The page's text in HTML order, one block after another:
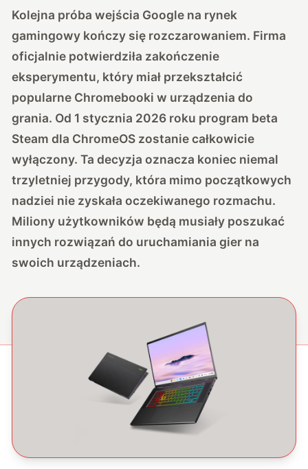
Kolejna próba wejścia Google na rynek
gamingowy kończy się rozczarowaniem. Firma
oficjalnie potwierdziła zakończenie
eksperymentu, który miał przekształcić
popularne Chromebooki w urządzenia do
grania. Od 1 stycznia 2026 roku program beta
Steam dla ChromeOS zostanie całkowicie
wyłączony. Ta decyzja oznacza koniec niemal
trzyletniej przygody, która mimo początkowych
nadziei nie zyskała oczekiwanego rozmachu.
Miliony użytkowników będą musiały poszukać
innych rozwiązań do uruchamiania gier na
swoich urządzeniach.